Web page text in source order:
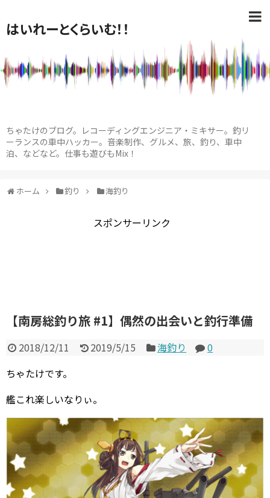
はいれーとくらいむ！！
ちゃたけのブログ。レコーディングエンジニア・ミキサー。釣リ
ーランスの車中ハッカー。音楽制作、グルメ、旅、釣り、車中
泊、などなど。仕事も遊びもMix！
ホーム 釣り 海釣り
スポンサーリンク
【南房総釣り旅 #1】偶然の出会いと釣行準備
2018/12/11 2019/5/15 海釣り
0
ちゃたけです。
艦これ楽しいなりぃ。